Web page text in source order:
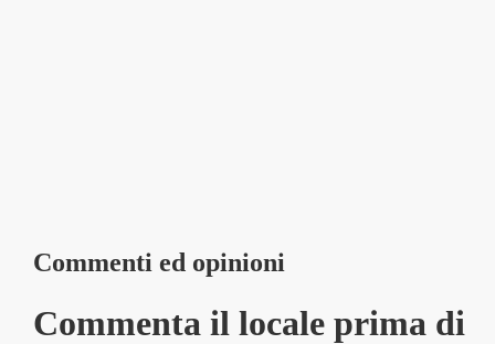
Commenti ed opinioni
Commenta il locale prima di